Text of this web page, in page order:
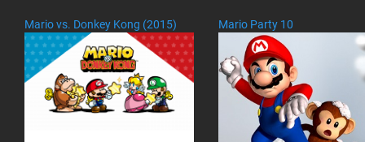
|
|
|
|
|
Mario vs. Donkey Kong (2015) Mario Party 10